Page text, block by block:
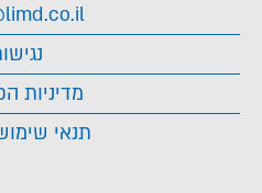
מדיניות
תנאי